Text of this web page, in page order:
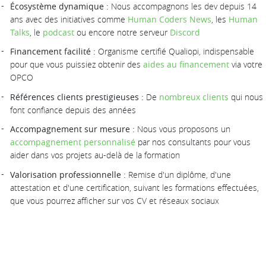
Écosystème dynamique : Nous accompagnons les dev depuis 14
ans avec des initiatives comme Human Coders News, les Human
Talks, le podcast ou encore notre serveur Discord
Financement facilité : Organisme certifié Qualiopi, indispensable
pour que vous puissiez obtenir des aides au financement via votre
OPCO
Références clients prestigieuses : De nombreux clients qui nous
font confiance depuis des années
Accompagnement sur mesure : Nous vous proposons un
accompagnement personnalisé par nos consultants pour vous
aider dans vos projets au-delà de la formation
Valorisation professionnelle : Remise d'un diplôme, d'une
attestation et d'une certification, suivant les formations effectuées,
que vous pourrez afficher sur vos CV et réseaux sociaux